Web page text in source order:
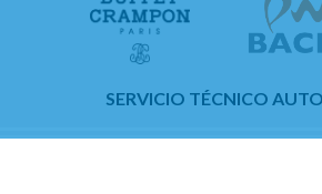
SERVICIO TÉCNICO